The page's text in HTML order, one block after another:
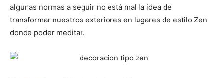
algunas normas a seguir no está mal la idea de
transformar nuestros exteriores en lugares de estilo Zen
donde poder meditar.